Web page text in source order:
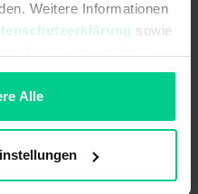
Weitere Informationen
sowie
von Cookies hier
Alle
1-3 jours